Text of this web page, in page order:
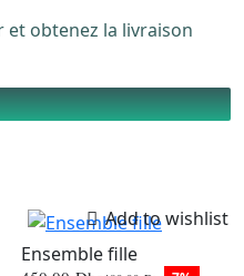
et obtenez la livraison
Add to wishlist
Ensemble fille